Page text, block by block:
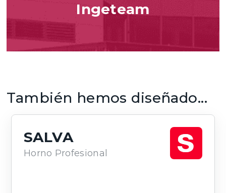
Ingeteam
También hemos diseñado...
SALVA
Horno Profesional